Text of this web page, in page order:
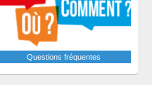
Questions fréquentes